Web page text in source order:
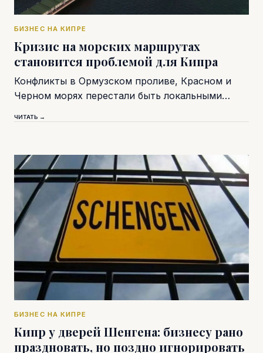
БИЗНЕС НА КИПРЕ
Кризис на морских маршрутах
становится проблемой для Кипра
Конфликты в Ормузском проливе, Красном и
Черном морях перестали быть локальными…
ЧИТАТЬ →
БИЗНЕС НА КИПРЕ
Кипр у дверей Шенгена: бизнесу рано
праздновать, но поздно игнорировать